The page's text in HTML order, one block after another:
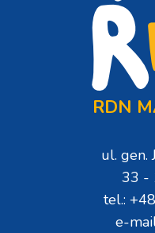
RDN
ul. gen.
33 -
tel.:
e-